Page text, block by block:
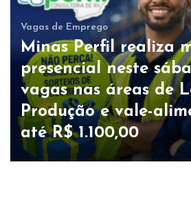
Vagas de Emprego
Minas Perfil realiza
presencial neste
vagas nas áreas de
Produção e vale-
até R$ 1.100,00